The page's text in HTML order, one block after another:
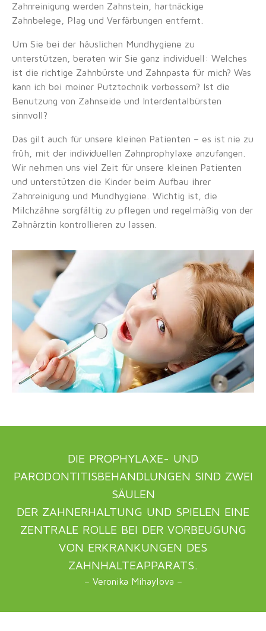
Zahnreinigung werden Zahnstein, hartnäckige
Zahnbelege, Plag und Verfärbungen entfernt.
Um Sie bei der häuslichen Mundhygiene zu
unterstützen, beraten wir Sie ganz individuell: Welches
ist die richtige Zahnbürste und Zahnpasta für mich? Was
kann ich bei meiner Putztechnik verbessern? Ist die
Benutzung von Zahnseide und Interdentalbürsten
sinnvoll?
Das gilt auch für unsere kleinen Patienten – es ist nie zu
früh, mit der individuellen Zahnprophylaxe anzufangen.
Wir nehmen uns viel Zeit für unsere kleinen Patienten
und unterstützen die Kinder beim Aufbau ihrer
Zahnreinigung und Mundhygiene. Wichtig ist, die
Milchzähne sorgfältig zu pflegen und regelmäßig von der
Zahnärztin kontrollieren zu lassen.
DIE PROPHYLAXE- UND
PARODONTITISBEHANDLUNGEN SIND ZWEI
SÄULEN
DER ZAHNERHALTUNG UND SPIELEN EINE
ZENTRALE ROLLE BEI DER VORBEUGUNG
VON ERKRANKUNGEN DES
ZAHNHALTEAPPARATS.
– Veronika Mihaylova –